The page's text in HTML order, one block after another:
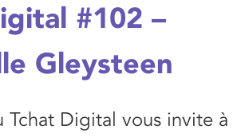
#102 –
Gleysteen
Tchat Digital vous invite à